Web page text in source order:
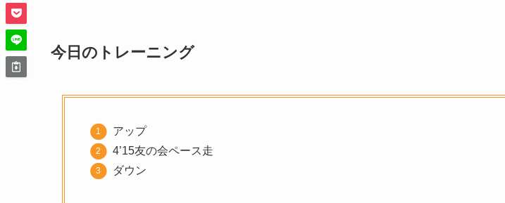
今日のトレーニング
アップ
4’15友の会ペース走
ダウン